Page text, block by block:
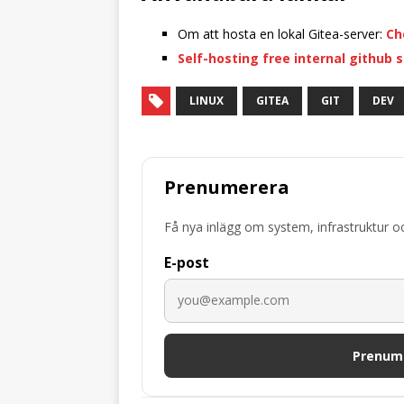
Om att hosta en lokal Gitea-server:
Self-hosting free internal github
LINUX GITEA GIT DEV
Prenumerera
Få nya inlägg om system, infrastruktur
E-post